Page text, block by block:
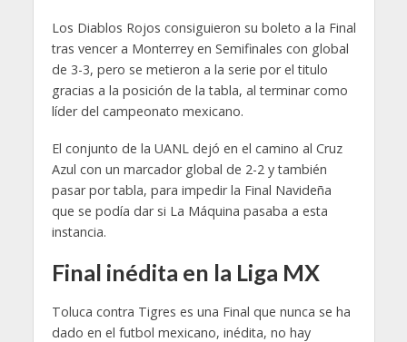
Los Diablos Rojos consiguieron su boleto a la Final
tras vencer a Monterrey en Semifinales con global
de 3-3, pero se metieron a la serie por el titulo
gracias a la posición de la tabla, al terminar como
líder del campeonato mexicano.
El conjunto de la UANL dejó en el camino al Cruz
Azul con un marcador global de 2-2 y también
pasar por tabla, para impedir la Final Navideña
que se podía dar si La Máquina pasaba a esta
instancia.
Final inédita en la Liga MX
Toluca contra Tigres es una Final que nunca se ha
dado en el futbol mexicano, inédita, no hay